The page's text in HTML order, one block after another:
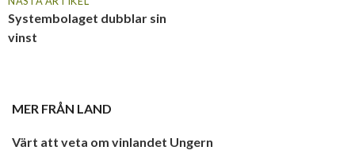
Systembolaget dubblar sin
vinst
MER FRÅN LAND
Värt att veta om vinlandet Ungern